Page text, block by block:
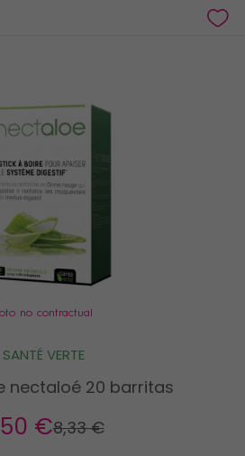
SANTÉ VERTE
nectaloé 20 barritas
€8,33 €
no contractual